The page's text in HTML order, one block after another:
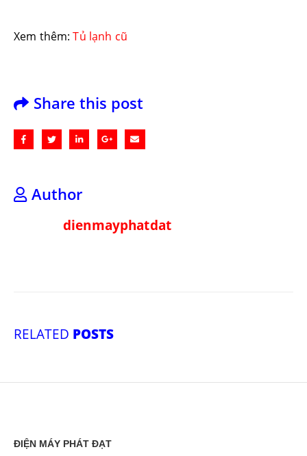
Xem thêm:Tủ lạnh cũ
Share this post
Author
dienmayphatdat
RELATED POSTS
ĐIỆN MÁY PHÁT ĐẠT